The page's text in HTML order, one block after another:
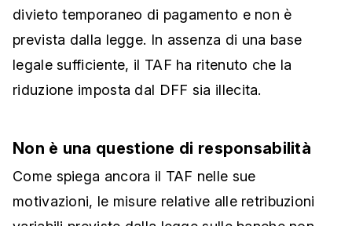
divieto temporaneo di pagamento e non è
prevista dalla legge. In assenza di una base
legale sufficiente, il TAF ha ritenuto che la
riduzione imposta dal DFF sia illecita.
Non è una questione di responsabilità
Come spiega ancora il TAF nelle sue
motivazioni, le misure relative alle retribuzioni